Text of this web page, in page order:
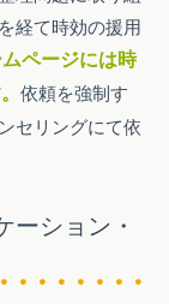
経て時効の援用
ページには時
依頼を強制す
セリングにて依
ーション・